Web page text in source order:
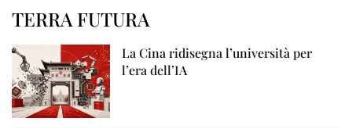
TERRA FUTURA
La Cina ridisegna l’università per
l’era dell’IA